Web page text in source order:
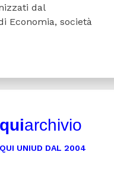
dal
Economia, società
quiarchivio
QUI UNIUD DAL 2004